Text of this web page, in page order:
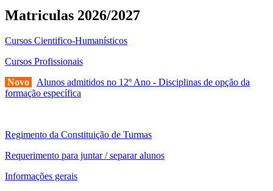
Matriculas 2026/2027
Cursos Cientifico-Humanísticos
Cursos Profissionais
Novo
Alunos admitidos no 12º Ano - Disciplinas de opção da
formação específica
Regimento da Constituição de Turmas
Requerimento para juntar / separar alunos
Informações gerais